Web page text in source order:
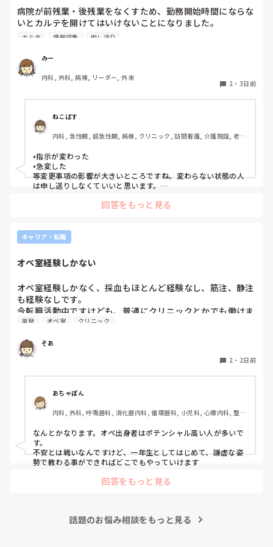
病院が前残業・後残業をなくすため、勤務開始時間にならな
いとカルテを開けてはいけないことになりました。
りと記録に残していない場合はとても困ることが増えまし
た。申し送り自体は存在していますが、後残業もなくす風潮
で、5分以内で終わるように、と言われています。
人にもよるのですが、端的な申し送りのためにこれだけは知
っておきたい内容は何ですか？？
カルテ 情報収集 申し送り
みー
内科, 外科, 病棟, リーダー, 外来
2 ・ 3日前
ねこばす
内科, 急性期, 超急性期, 病棟, クリニック, 訪問看護, 介護施設, 老健
末期, 透析, 保育園・学校, SCU, 派遣, 小規模多機能, 看護多機能
•指示が変わった
•急変した
等変更事項の影響が大きいところですね。変わらない状態の人
は申し送りしなくていいと思います。
Wordで文章を作って渡してました。
回答をもっと見る
キャリア・転職
オペ室経験しかない
オペ室経験しかなく、採血もほとんど経験なし、筋注、静注
も経験なしです。
今転職活動中ですけども、普通にクリニックとかでも働けま
すかね(考えてるところは、眼科や皮膚科あたりです)
もう一つ、単発のバイトもしたいのですがオペ室経験しかな
い人でも働けるようなところはありますかね。
病棟経験も一度もないので色々と不安でいっぱいです。
単発 オペ室 クリニック
そあ
2 ・ 2日前
あちゃぽん
内科, 外科, 呼吸器科, 消化器内科, 循環器科, 小児科, 心療内科, 整形
合診療科, 救急科, 超急性期, ICU, CCU, HCU, その他の科, ママナー
ス, 外来, 神経内科, 脳神経外科, NICU, 消化器外科, 一般病院, 慢性
なんとかなります。オペ出身者はポテンシャル高い人が多いで
す。
不安とは戦いなんですけど、一年生としてはじめて、謙虚な姿
勢で教わる事ができればどこでもやっていけます
回答をもっと見る
話題のお悩み相談をもっと見る